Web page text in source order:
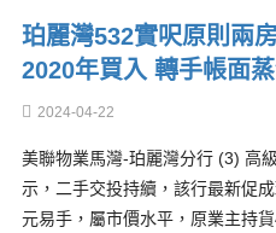
珀麗灣532實呎原則兩
2020年買入 轉手帳面蒸
2024-04-22
美聯物業馬灣-珀麗灣分行 (3) 高
示，二手交投持續，該行最新促
元易手，屬市價水平，原業主持